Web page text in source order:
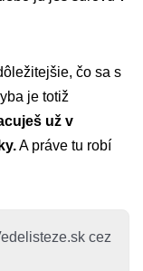
čo sa s
je totiž
už v
A práve tu robí
cez